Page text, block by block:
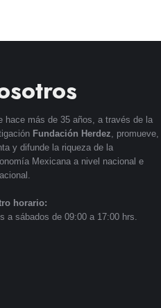
hace más de 35 años, a través de la
Fundación Herdez, promueve,
y difunde la riqueza de la
Mexicana a nivel nacional e
horario:
a sábados de 09:00 a 17:00 hrs.